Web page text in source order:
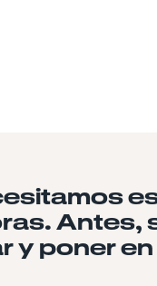
Antes,
y poner